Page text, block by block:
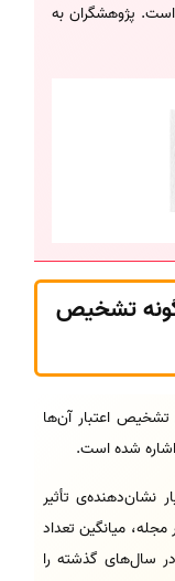
پژوهشگران به
تشخیص
تشخیص اعتبار آن‌ها
اشاره شده است.
نشان‌دهنده‌ی تأثیر
میانگین تعداد
سال‌های گذشته را